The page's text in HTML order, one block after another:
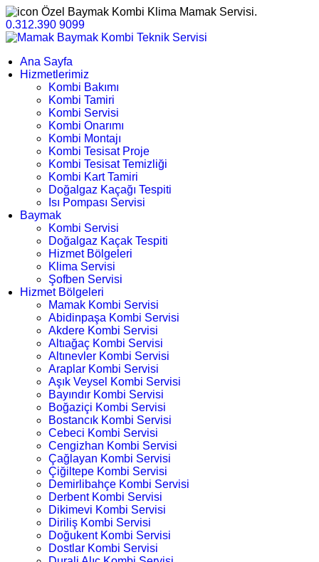
Özel Baymak Kombi Klima Mamak Servisi.
0.312.390 9099
Ana Sayfa
Hizmetlerimiz
Kombi Bakımı
Kombi Tamiri
Kombi Servisi
Kombi Onarımı
Kombi Montajı
Kombi Tesisat Proje
Kombi Tesisat Temizliği
Kombi Kart Tamiri
Doğalgaz Kaçağı Tespiti
Isı Pompası Servisi
Baymak
Kombi Servisi
Doğalgaz Kaçak Tespiti
Hizmet Bölgeleri
Klima Servisi
Şofben Servisi
Hizmet Bölgeleri
Mamak Kombi Servisi
Abidinpaşa Kombi Servisi
Akdere Kombi Servisi
Altıağaç Kombi Servisi
Altınevler Kombi Servisi
Araplar Kombi Servisi
Aşık Veysel Kombi Servisi
Bayındır Kombi Servisi
Boğaziçi Kombi Servisi
Bostancık Kombi Servisi
Cebeci Kombi Servisi
Cengizhan Kombi Servisi
Çağlayan Kombi Servisi
Çiğiltepe Kombi Servisi
Demirlibahçe Kombi Servisi
Derbent Kombi Servisi
Dikimevi Kombi Servisi
Diriliş Kombi Servisi
Doğukent Kombi Servisi
Dostlar Kombi Servisi